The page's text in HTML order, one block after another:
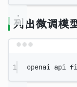
列出微调模
1 openai api